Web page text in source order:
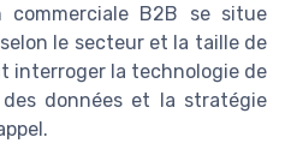
commerciale B2B se situe
le secteur et la taille de
interroger la technologie de
données et la stratégie